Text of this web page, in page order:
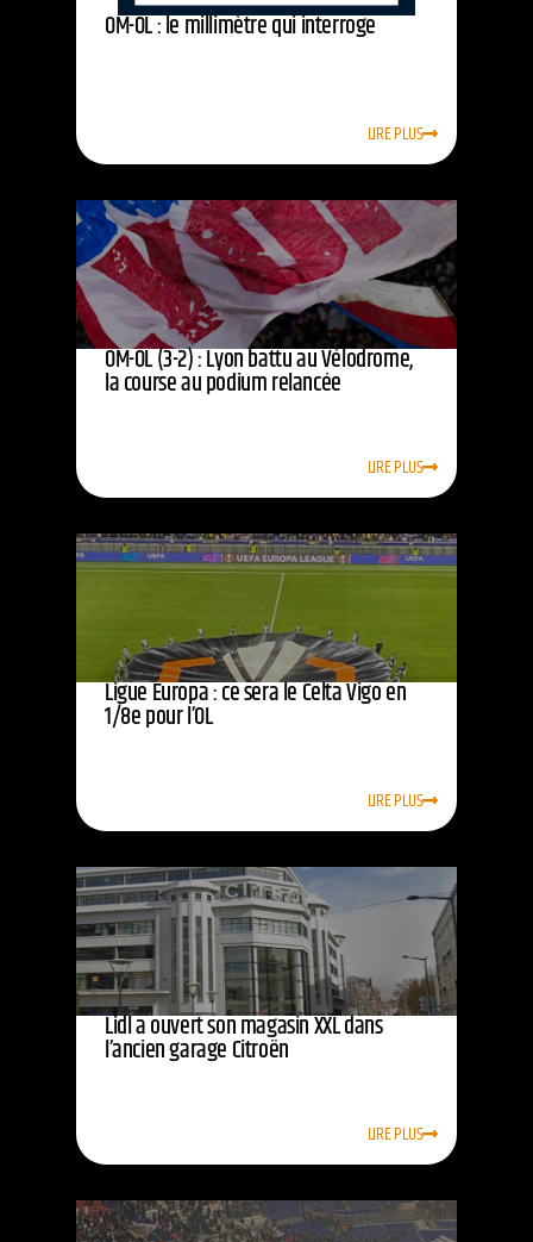
OM-OL : le millimètre qui interroge
LIRE PLUS
OM-OL (3-2) : Lyon battu au Vélodrome,
la course au podium relancée
LIRE PLUS
Ligue Europa : ce sera le Celta Vigo en
1/8e pour l’OL
LIRE PLUS
Lidl a ouvert son magasin XXL dans
l’ancien garage Citroën
LIRE PLUS